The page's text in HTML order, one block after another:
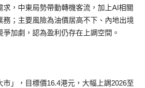
求，中東局勢帶動轉機客流，加上AI相關
務；主要風險為油價居高不下、內地出境
加劇，認為盈利仍存在上調空間。
市」，目標價16.4港元，大幅上調2026至